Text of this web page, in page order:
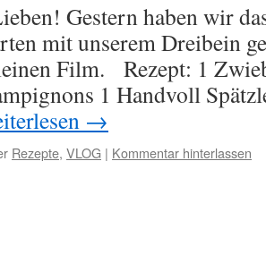
Gestern haben wir
mit unserem Dreibein
Film. Rezept: 1
1 Handvoll
→
Rezepte, VLOG | Kommentar hinterlassen